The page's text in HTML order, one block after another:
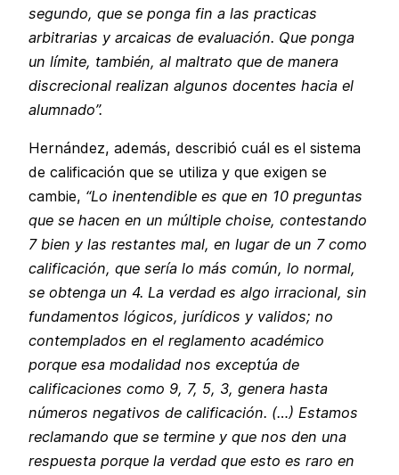
segundo, que se ponga fin a las practicas
arbitrarias y arcaicas de evaluación. Que ponga
un límite, también, al maltrato que de manera
discrecional realizan algunos docentes hacia el
alumnado”.
Hernández, además, describió cuál es el sistema
de calificación que se utiliza y que exigen se
cambie, “Lo inentendible es que en 10 preguntas
que se hacen en un múltiple choise, contestando
7 bien y las restantes mal, en lugar de un 7 como
calificación, que sería lo más común, lo normal,
se obtenga un 4. La verdad es algo irracional, sin
fundamentos lógicos, jurídicos y validos; no
contemplados en el reglamento académico
porque esa modalidad nos exceptúa de
calificaciones como 9, 7, 5, 3, genera hasta
números negativos de calificación. (…) Estamos
reclamando que se termine y que nos den una
respuesta porque la verdad que esto es raro en